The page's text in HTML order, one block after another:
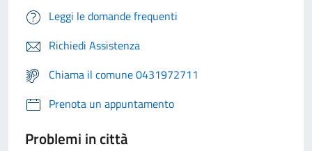
Leggi le domande frequenti
Richiedi Assistenza
Chiama il comune 0431972711
Prenota un appuntamento
Problemi in città